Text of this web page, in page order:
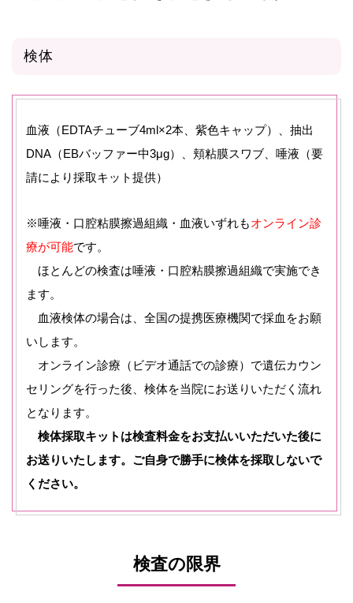
検体
血液（EDTAチューブ4ml×2本、紫色キャップ）、抽出
DNA（EBバッファー中3μg）、頬粘膜スワブ、唾液（要
請により採取キット提供）
※唾液・口腔粘膜擦過組織・血液いずれもオンライン診
療が可能です。
ほとんどの検査は唾液・口腔粘膜擦過組織で実施でき
ます。
血液検体の場合は、全国の提携医療機関で採血をお願
いします。
オンライン診療（ビデオ通話での診療）で遺伝カウン
セリングを行った後、検体を当院にお送りいただく流れ
となります。
検体採取キットは検査料金をお支払いいただいた後に
お送りいたします。ご自身で勝手に検体を採取しないで
ください。
検査の限界